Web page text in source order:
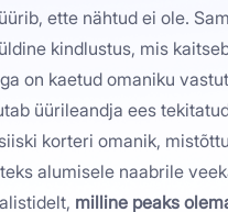
ette nähtud ei ole.
kindlustus, mis
on kaetud omaniku
üürileandja ees
korteri omanik,
alumisele naabrile
milline peaks